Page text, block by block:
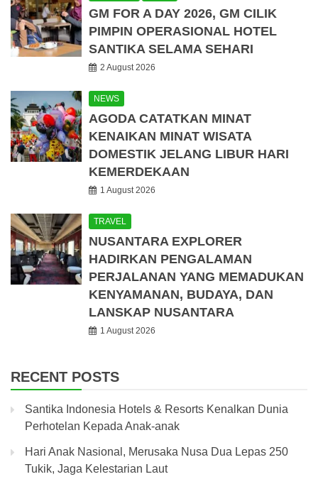
GM FOR A DAY 2026, GM CILIK
PIMPIN OPERASIONAL HOTEL
SANTIKA SELAMA SEHARI
2 August 2026
NEWS
AGODA CATATKAN MINAT
KENAIKAN MINAT WISATA
DOMESTIK JELANG LIBUR HARI
KEMERDEKAAN
1 August 2026
TRAVEL
NUSANTARA EXPLORER
HADIRKAN PENGALAMAN
PERJALANAN YANG MEMADUKAN
KENYAMANAN, BUDAYA, DAN
LANSKAP NUSANTARA
1 August 2026
RECENT POSTS
Santika Indonesia Hotels & Resorts Kenalkan Dunia
Perhotelan Kepada Anak-anak
Hari Anak Nasional, Merusaka Nusa Dua Lepas 250
Tukik, Jaga Kelestarian Laut